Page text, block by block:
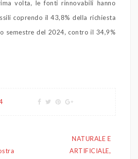
volta, le fonti rinnovabili hanno
coprendo il 43,8% della richiesta
semestre del 2024, contro il 34,9%
NATURALE E
ARTIFICIALE,